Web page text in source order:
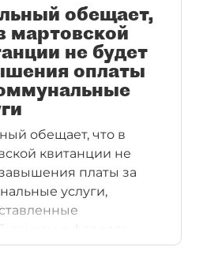
обещает,
мартовской
не будет
оплаты
обещает, что в
квитанции не
платы за
услуги,
в феврале.
квитанцию за